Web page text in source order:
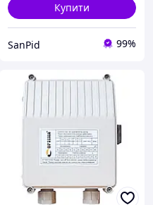
Купити
SanPid 99%